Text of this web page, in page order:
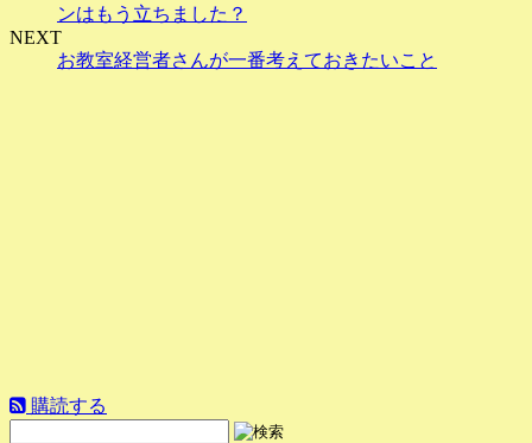
ンはもう立ちました？
NEXT
お教室経営者さんが一番考えておきたいこと
購読する